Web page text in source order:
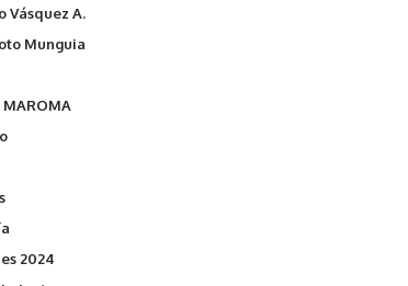
Vásquez A.
Munguia
MAROMA
2024